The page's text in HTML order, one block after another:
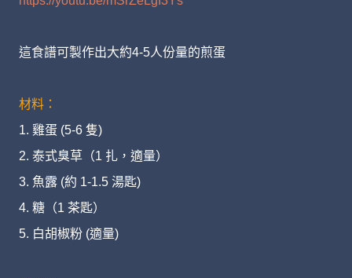
這食譜可製作出大約4-5人份量的煎蛋
材料：
1. 雞蛋 (5-6 隻)
2. 泰式臭草（1 扎，適量）
3. 魚露 (約 1-1.5 湯匙)
4. 糖（1 茶匙）
5. 白胡椒粉 (適量)